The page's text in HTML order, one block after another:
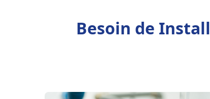
Besoin de